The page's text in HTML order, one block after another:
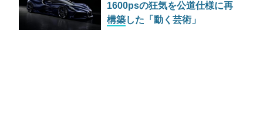
1600psの狂気を公道仕様に再
構築した「動く芸術」